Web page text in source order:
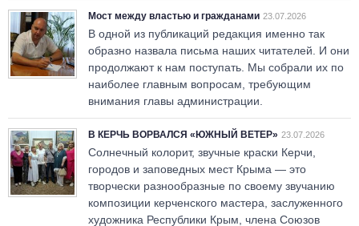
Мост между властью и гражданами 23.07.2026
В одной из публикаций редакция именно так
образно назвала письма наших читателей. И они
продолжают к нам поступать. Мы собрали их по
наиболее главным вопросам, требующим
внимания главы администрации.
В КЕРЧЬ ВОРВАЛСЯ «ЮЖНЫЙ ВЕТЕР» 23.07.2026
Солнечный колорит, звучные краски Керчи,
городов и заповедных мест Крыма — это
творчески разнообразные по своему звучанию
композиции керченского мастера, заслуженного
художника Республики Крым, члена Союзов